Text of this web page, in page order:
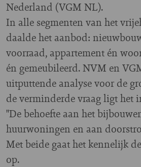
Nederland (VGM NL).
In alle segmenten van het
daalde het aanbod:
voorraad, appartement én
én gemeubileerd. NVM en
uitputtende analyse voor de
de verminderde vraag ligt het
"De behoefte aan het
huurwoningen en aan
Met beide gaat het kennelijk
op.